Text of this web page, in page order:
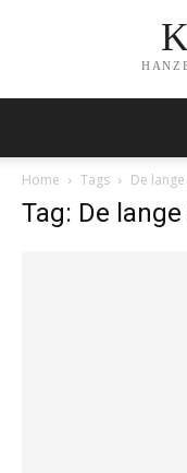
Home Tags De
Tag: De